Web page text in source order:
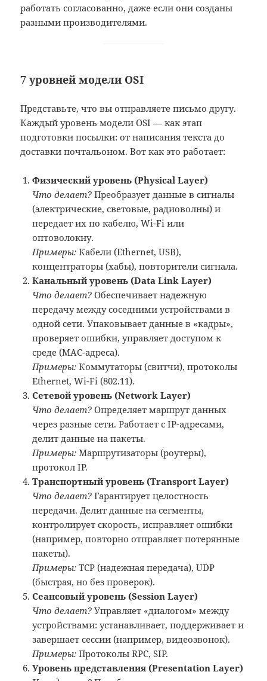
работать согласованно, даже если они созданы
разными производителями.
7 уровней модели OSI
Представьте, что вы отправляете письмо другу.
Каждый уровень модели OSI — как этап
подготовки посылки: от написания текста до
доставки почтальоном. Вот как это работает:
Физический уровень (Physical Layer)
Что делает? Преобразует данные в сигналы
(электрические, световые, радиоволны) и
передает их по кабелю, Wi-Fi или
оптоволокну.
Примеры: Кабели (Ethernet, USB),
концентраторы (хабы), повторители сигнала.
Канальный уровень (Data Link Layer)
Что делает? Обеспечивает надежную
передачу между соседними устройствами в
одной сети. Упаковывает данные в «кадры»,
проверяет ошибки, управляет доступом к
среде (MAC-адреса).
Примеры: Коммутаторы (свитчи), протоколы
Ethernet, Wi-Fi (802.11).
Сетевой уровень (Network Layer)
Что делает? Определяет маршрут данных
через разные сети. Работает с IP-адресами,
делит данные на пакеты.
Примеры: Маршрутизаторы (роутеры),
протокол IP.
Транспортный уровень (Transport Layer)
Что делает? Гарантирует целостность
передачи. Делит данные на сегменты,
контролирует скорость, исправляет ошибки
(например, повторно отправляет потерянные
пакеты).
Примеры: TCP (надежная передача), UDP
(быстрая, но без проверок).
Сеансовый уровень (Session Layer)
Что делает? Управляет «диалогом» между
устройствами: устанавливает, поддерживает и
завершает сессии (например, видеозвонок).
Примеры: Протоколы RPC, SIP.
Уровень представления (Presentation Layer)